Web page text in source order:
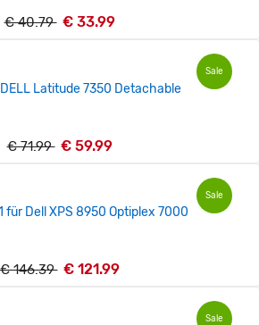
€ 40.79 € 33.99
Sale
Latitude 7350 Detachable
€ 71.99 € 59.99
Sale
für Dell XPS 8950 Optiplex 7000
€ 146.39 € 121.99
Sale